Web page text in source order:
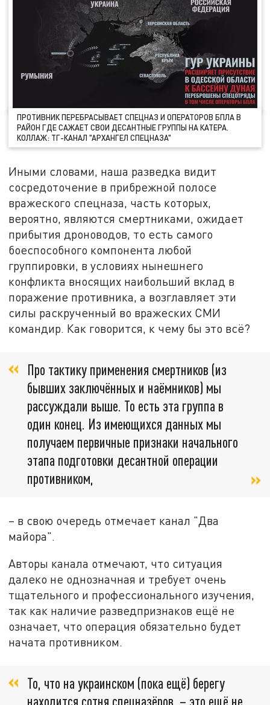
ПРОТИВНИК ПЕРЕБРАСЫВАЕТ СПЕЦНАЗ И ОПЕРАТОРОВ БПЛА В
РАЙОН ГДЕ САЖАЕТ СВОИ ДЕСАНТНЫЕ ГРУППЫ НА КАТЕРА.
КОЛЛАЖ: ТГ-КАНАЛ "АРХАНГЕЛ СПЕЦНАЗА"
Иными словами, наша разведка видит
сосредоточение в прибрежной полосе
вражеского спецназа, часть которых,
вероятно, являются смертниками, ожидает
прибытия дроноводов, то есть самого
боеспособного компонента любой
группировки, в условиях нынешнего
конфликта вносящих наибольший вклад в
поражение противника, а возглавляет эти
силы раскрученный во вражеских СМИ
командир. Как говорится, к чему бы это всё?
Про тактику применения смертников (из
бывших заключённых и наёмников) мы
рассуждали выше. То есть эта группа в
один конец. Из имеющихся данных мы
получаем первичные признаки начального
этапа подготовки десантной операции
противником,
– в свою очередь отмечает канал "Два
майора".
Авторы канала отмечают, что ситуация
далеко не однозначная и требует очень
тщательного и профессионального изучения,
так как наличие разведпризнаков ещё не
означает, что операция обязательно будет
начата противником.
То, что на украинском (пока ещё) берегу
находится сотня спецназёров, – это ещё не